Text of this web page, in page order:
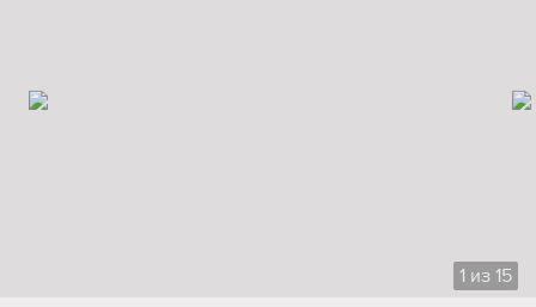
1 из 15